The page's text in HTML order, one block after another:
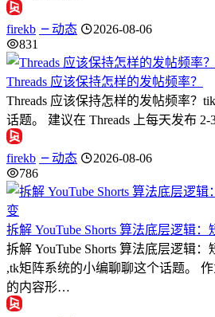
firekb 动态
2026-08-06
831
Threads 应该保持怎样的发帖频率？
Threads 应该保持怎样的发帖频率？
话题。 建议在 Threads 上每天发布
firekb 动态
2026-08-06
786
拆解 YouTube Shorts 算法底层逻辑
拆解 YouTube Shorts 算法底层逻辑
,tk矩阵系统的小编聊聊这个话题。
的内容形…